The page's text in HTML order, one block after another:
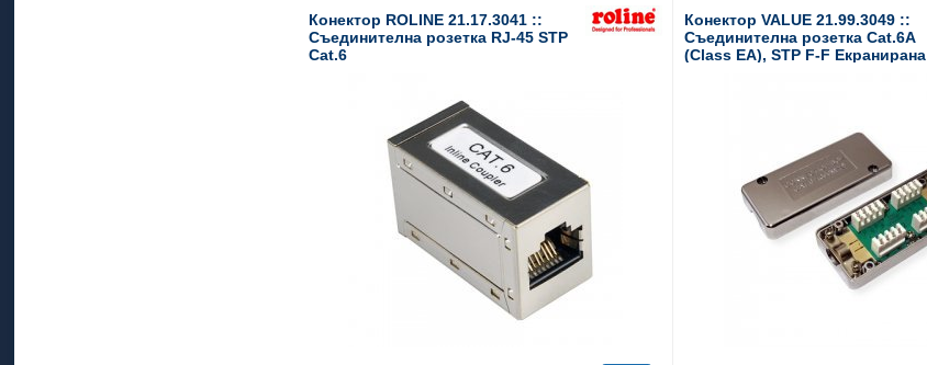
Конектор ROLINE 21.17.3041 ::
Съединителна розетка RJ-45 STP
Cat.6
Конектор VALUE 21.99.3049 ::
Съединителна розетка Cat.6A
(Class EA), STP F-F Екранирана